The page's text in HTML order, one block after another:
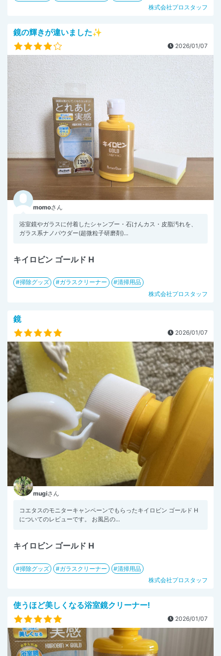
株式会社プロスタッフ
鏡の輝きが違いました✨
2026/01/07
momoさん
浴室鏡やガラスに付着したシャンプー・石けんカス・皮脂汚れを、
ガラス系ナノパウダー(超微粒子研磨剤)...
キイロビン ゴールド H
掃除グッズ ガラスクリーナー
清掃用品
株式会社プロスタッフ
鏡
2026/01/07
mugiさん
コエタスのモニターキャンペーンでもらったキイロビン ゴールド H
についてのレビューです。 お風呂の...
キイロビン ゴールド H
掃除グッズ ガラスクリーナー
清掃用品
株式会社プロスタッフ
使うほど美しくなる浴室鏡クリーナー!
2026/01/07